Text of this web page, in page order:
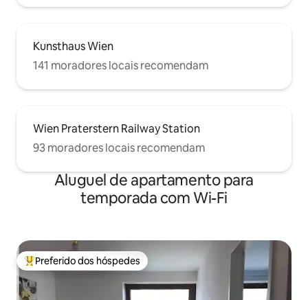
Kunsthaus Wien
141 moradores locais recomendam
Wien Praterstern Railway Station
93 moradores locais recomendam
Aluguel de apartamento para
temporada com Wi-Fi
Entre os melhores preferidos dos hóspedes
Preferido dos hóspedes